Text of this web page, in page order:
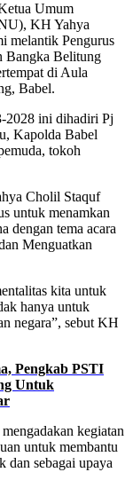
Umum
KH Yahya
melantik Pengurus
Bangka Belitung
di Aula
Babel.
2028 ini dihadiri Pj
Kapolda Babel
tokoh
Cholil Staquf
untuk menamkan
dengan tema acara
Menguatkan
kita untuk
hanya untuk
negara”, sebut KH
Pengkab PSTI
Untuk
kegiatan
untuk membantu
dan sebagai upaya